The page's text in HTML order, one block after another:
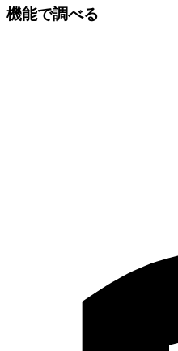
機能で調べる